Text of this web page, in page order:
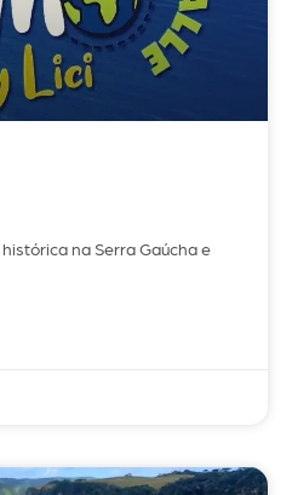
na Serra Gaúcha e